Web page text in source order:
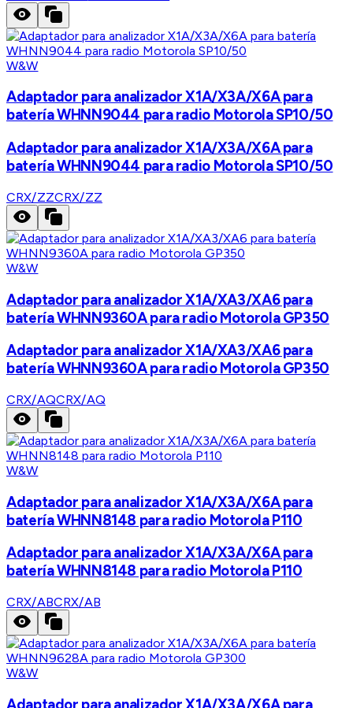
W&W
Adaptador para analizador X1A/X3A/X6A para
batería WHNN9044 para radio Motorola SP10/50
Adaptador para analizador X1A/X3A/X6A para
batería WHNN9044 para radio Motorola SP10/50
CRX/ZZCRX/ZZ
W&W
Adaptador para analizador X1A/XA3/XA6 para
batería WHNN9360A para radio Motorola GP350
Adaptador para analizador X1A/XA3/XA6 para
batería WHNN9360A para radio Motorola GP350
CRX/AQCRX/AQ
W&W
Adaptador para analizador X1A/X3A/X6A para
batería WHNN8148 para radio Motorola P110
Adaptador para analizador X1A/X3A/X6A para
batería WHNN8148 para radio Motorola P110
CRX/ABCRX/AB
W&W
Adaptador para analizador X1A/X3A/X6A para